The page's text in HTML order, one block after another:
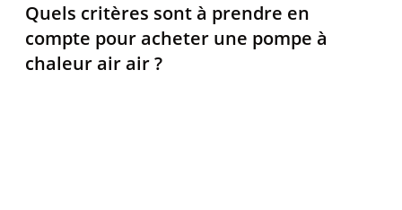
Quels critères sont à prendre en
compte pour acheter une pompe à
chaleur air air ?